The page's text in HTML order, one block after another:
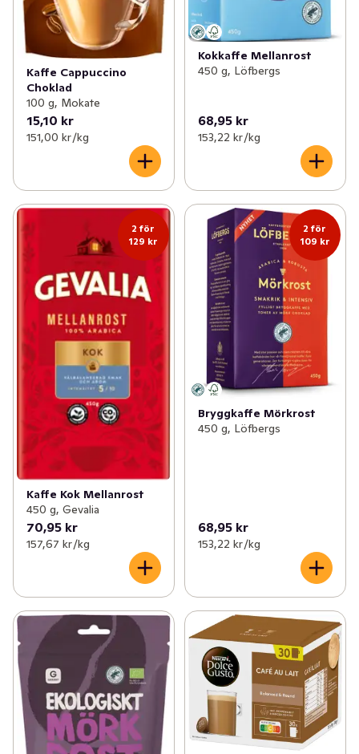
Kaffe Cappuccino
Choklad
100 g, Mokate
15,10 kr
151,00 kr /kg
Kokkaffe Mellanrost
450 g, Löfbergs
68,95 kr
153,22 kr /kg
2 för
129 kr
Kaffe Kok Mellanrost
450 g, Gevalia
70,95 kr
157,67 kr /kg
2 för
109 kr
Bryggkaffe Mörkrost
450 g, Löfbergs
68,95 kr
153,22 kr /kg